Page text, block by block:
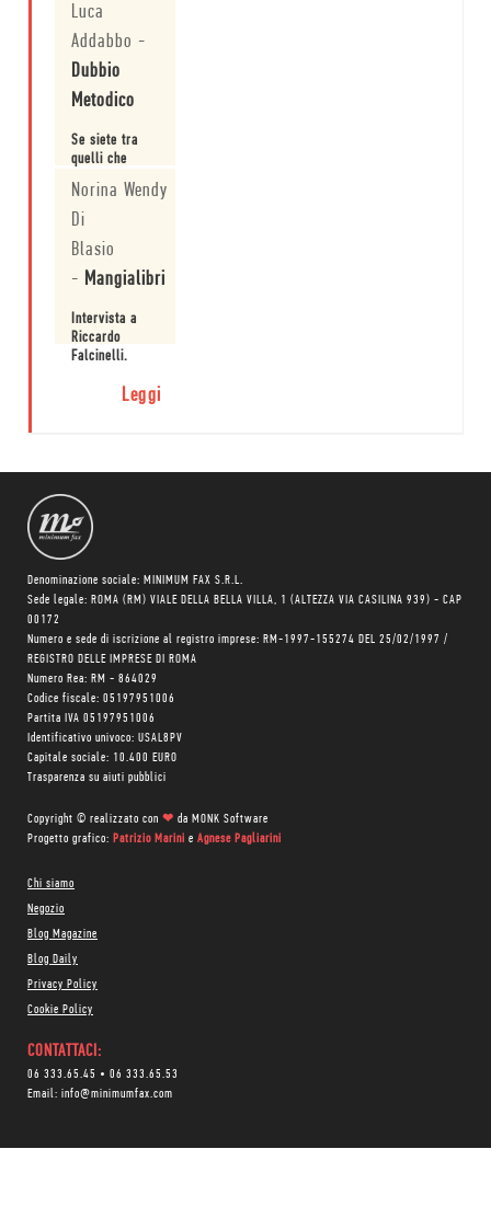
Luca
Addabbo -
Dubbio
Metodico
Se siete tra
quelli che
scegliere un
libro in base
copertina,
mentite. In
realtà lo fate,
ma non ve ne
rendete conto.
O non volete
ammetterlo.
Norina Wendy
Di
Blasio
- Mangialibri
Intervista a
Riccardo
Falcinelli.
Leggi
Denominazione sociale: MINIMUM FAX S.R.L.
Sede legale: ROMA (RM) VIALE DELLA BELLA VILLA, 1 (ALTEZZA VIA CASILINA 939) - CAP
00172
Numero e sede di iscrizione al registro imprese: RM-1997-155274 DEL 25/02/1997 /
REGISTRO DELLE IMPRESE DI ROMA
Numero Rea: RM - 864029
Codice fiscale: 05197951006
Partita IVA 05197951006
Identificativo univoco: USAL8PV
Capitale sociale: 10.400 EURO
Trasparenza su aiuti pubblici
Copyright © realizzato con ❤ da MONK Software
Progetto grafico: Patrizio Marini e Agnese Pagliarini
Chi siamo
Negozio
Blog Magazine
Blog Daily
Privacy Policy
Cookie Policy
CONTATTACI:
06 333.65.45 • 06 333.65.53
Email: info@minimumfax.com